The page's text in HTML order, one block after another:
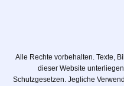
Alle Rechte vorbehalten. Texte,
dieser Website
Schutzgesetzen. Jegliche